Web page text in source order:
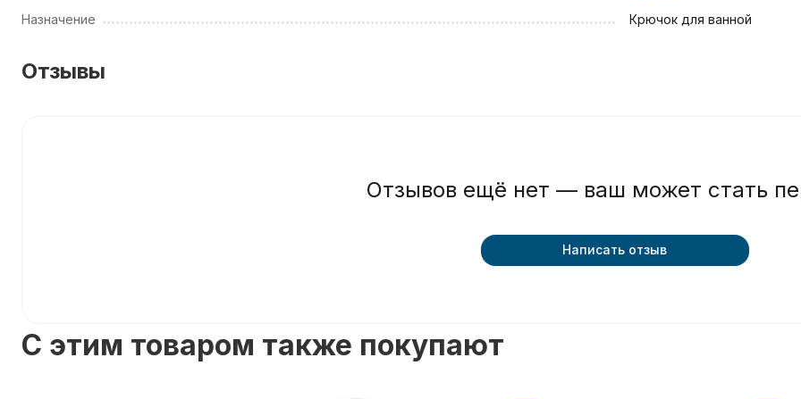
Назначение
Крючок для ванной
Отзывы
Отзывов ещё нет — ваш может стать
Написать отзыв
C этим товаром также покупают